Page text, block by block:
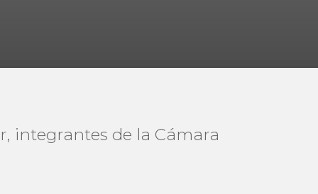
integrantes de la Cámara